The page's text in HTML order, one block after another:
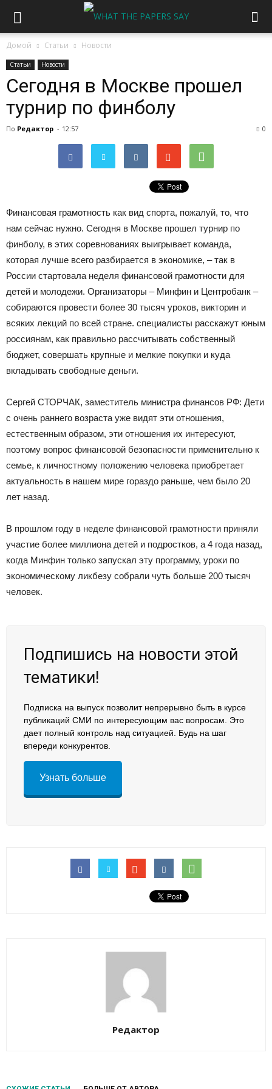
Домой Статьи Новости
Статьи Новости
Сегодня в Москве прошел
турнир по финболу
По Редактор - 12:57 0
Финансовая грамотность как вид спорта, пожалуй, то, что
нам сейчас нужно. Сегодня в Москве прошел турнир по
финболу, в этих соревнованиях выигрывает команда,
которая лучше всего разбирается в экономике, – так в
России стартовала неделя финансовой грамотности для
детей и молодежи. Организаторы – Минфин и Центробанк –
собираются провести более 30 тысяч уроков, викторин и
всяких лекций по всей стране. специалисты расскажут юным
россиянам, как правильно рассчитывать собственный
бюджет, совершать крупные и мелкие покупки и куда
вкладывать свободные деньги.
Сергей СТОРЧАК, заместитель министра финансов РФ: Дети
с очень раннего возраста уже видят эти отношения,
естественным образом, эти отношения их интересуют,
поэтому вопрос финансовой безопасности применительно к
семье, к личностному положению человека приобретает
актуальность в нашем мире гораздо раньше, чем было 20
лет назад.
В прошлом году в неделе финансовой грамотности приняли
участие более миллиона детей и подростков, а 4 года назад,
когда Минфин только запускал эту программу, уроки по
экономическому ликбезу собрали чуть больше 200 тысяч
человек.
Подпишись на новости этой
тематики!
Подписка на выпуск позволит непрерывно быть в курсе
публикаций СМИ по интересующим вас вопросам. Это
дает полный контроль над ситуацией. Будь на шаг
впереди конкурентов.
Узнать больше
Редактор